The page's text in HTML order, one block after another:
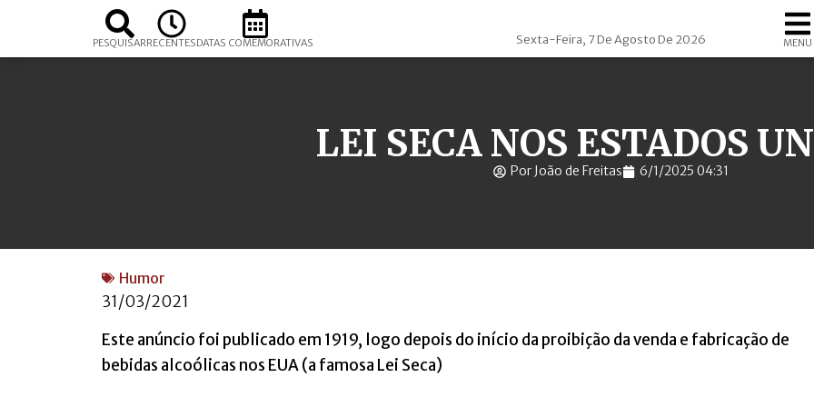
PESQUISARRECENTESDATAS COMEMORATIVAS Sexta-Feira, 7 De Agosto De 2026 MENU
LEI SECA NOS ESTADOS
Por João de Freitas 6/1/2025 04:31
Humor
31/03/2021
Este anúncio foi publicado em 1919, logo depois do início da proibição da venda e fabricação de
bebidas alcoólicas nos EUA (a famosa Lei Seca)